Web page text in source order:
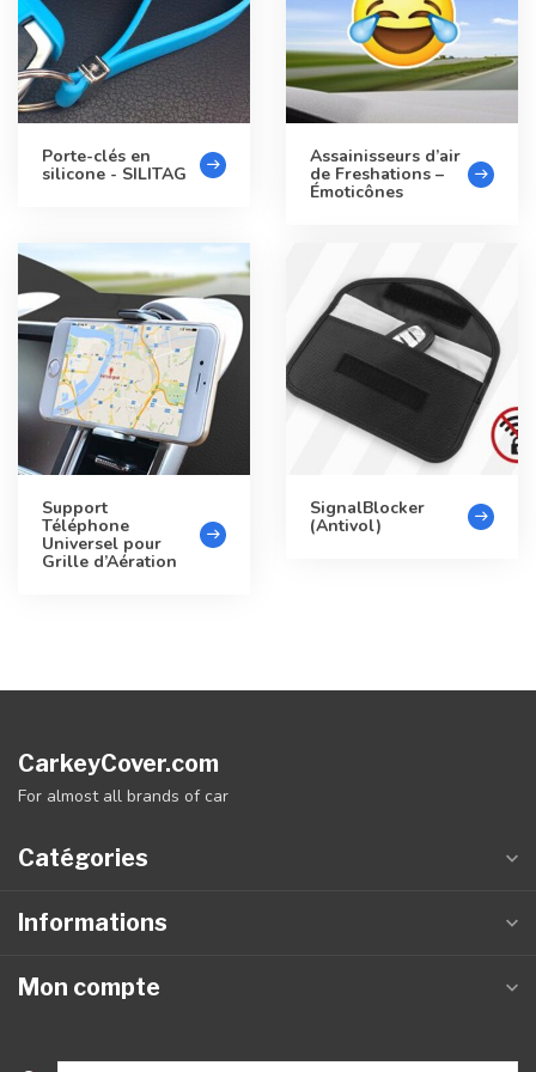
Porte-clés en
silicone - SILITAG
Assainisseurs d’air
de Freshations –
Émoticônes
Support
Téléphone
Universel pour
Grille d’Aération
SignalBlocker
(Antivol)
CarkeyCover.com
For almost all brands of car
Catégories
Informations
Mon compte